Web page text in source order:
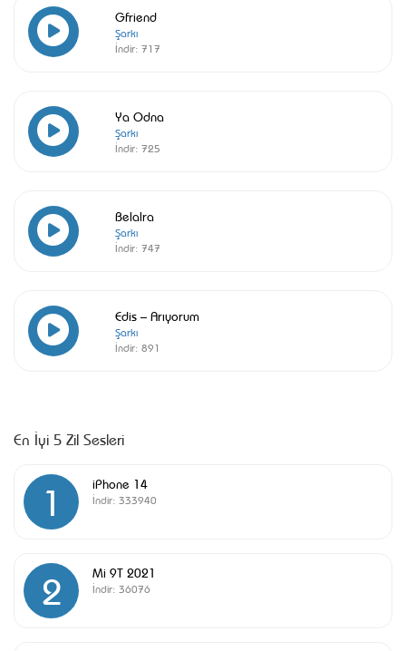
Gfriend
Şarkı
İndir: 717
Ya Odna
Şarkı
İndir: 725
Belalra
Şarkı
İndir: 747
Edis – Arıyorum
Şarkı
İndir: 891
En İyi 5 Zil Sesleri
1 iPhone 14
İndir: 333940
2 Mi 9T 2021
İndir: 36076